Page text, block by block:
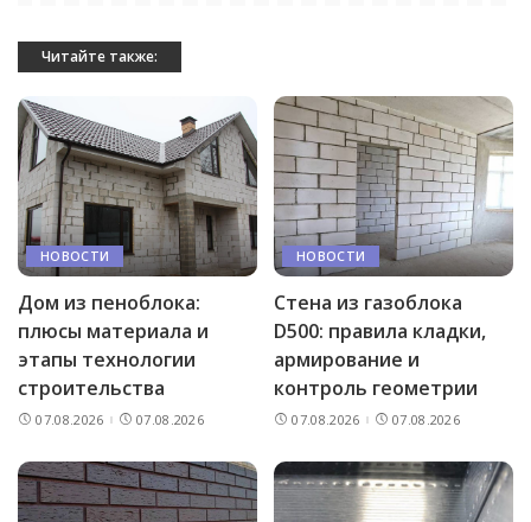
Читайте также:
НОВОСТИ
Дом из пеноблока:
плюсы материала и
этапы технологии
строительства
07.08.2026 07.08.2026
НОВОСТИ
Стена из газоблока
D500: правила кладки,
армирование и
контроль геометрии
07.08.2026 07.08.2026